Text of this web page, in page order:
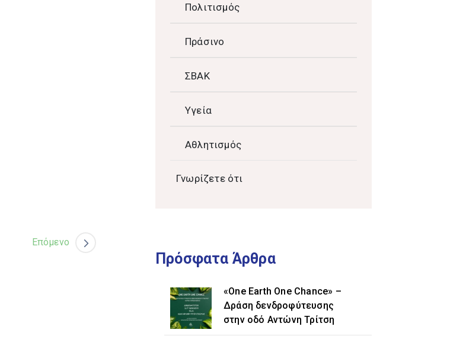
Επόμενο
Πολιτισμός
Πράσινο
ΣΒΑΚ
Υγεία
Αθλητισμός
Γνωρίζετε ότι
Πρόσφατα Άρθρα
«One Earth One Chance» –
Δράση δενδροφύτευσης
στην οδό Αντώνη Τρίτση